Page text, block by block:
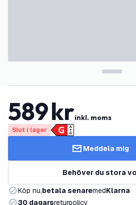
589krinkl. moms
Slut i lager
Meddela mig
Behöver du stora
Köp nu,betala senaremedKlarna
30 dagarsreturpolicy